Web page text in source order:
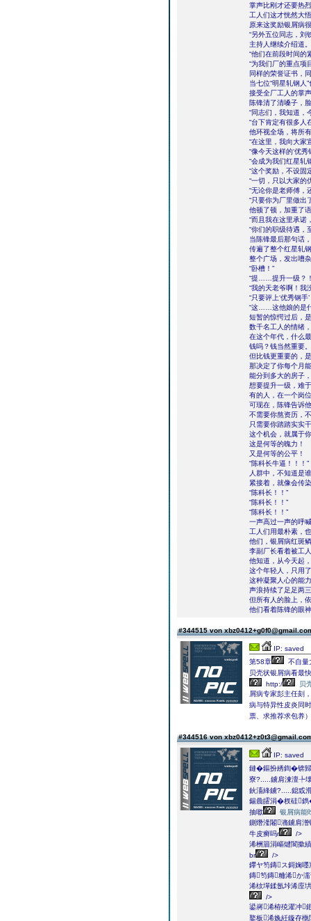
掌声比刚才还要热
工人们这才恍然大
原来这奖励银屑病
“另外五位同志，
主持人继续介绍道。
“他们在前段时间的
“为我们厂的重点项
同样的荣誉证书，
当七位“明星轧钢人
接受全厂工人的掌
陈锋清了清嗓子，
“同志们，我知道，
“台下肯定有很多人
他环视全场，将所
“在这里，我向大家
“像今天这样的‘优秀
“会成为我们红星轧
“这个奖励，不设固
“一切，只以大家的
“无论你是老师傅，
“只要你为厂里做出
他顿了顿，加重了
“而且我在这里承诺
“你们的职级待遇，
当陈锋最后那句话
传遍了整个红星轧
整个广场，发出嘈
“卧槽！”
“提……提升一级？
“我的天老爷啊！我
“只要评上‘优秀钢
“这……这他娘的是
短暂的惊愕过后，
数千名工人的情绪
在这个年代，什么
钱吗？钱当然重要。
但比钱更重要的，
那决定了你每个月
能分到多大的房子
想要提升一级，难
有的人，在一个岗
可现在，陈锋告诉
不需要你熬资历，
只需要你踏踏实实
这个机会，就属于
这是何等的魄力！
又是何等的公平！
“陈科长牛逼！！！”
人群中，不知道是
紧接着，就像会传
“陈科长！！”
“陈科长！！”
“陈科长！！”
一声高过一声的呼
工人们用最朴素，
他们，银屑病红斑
李副厂长看着被工
他知道，从今天起
这个年轻人，只用
这种凝聚人心的能
声浪持续了足足两
但所有人的脸上，
他们看着陈锋的眼
#344515 von
IP: saved
第58章
不自量
贝壳状银屑病看最
http:/
贝
屑病专家彭主任刻
病与特异性皮炎同
票、求推荐求包养
#344516 von
IP: saved
鏈�鏂扮綉鍧�锛
寮?.....鐪肩湅澶╄
鈥滀綘鐪?.....鎴戜
鍚曟皬涓�杈硅鐫
抽噷
银屑病能
鍘熸湰闂潃鐪肩
牛皮癣吗r
/>
浠栦篃涓嶇煡閬撳
br
/>
鑻ヤ笉鏄ス鎶婅
鏄笉鏄粬浠か
浠栨墠鍒氬垰浠庢
/>
鍙嶈浠栫殑濯冲
鐜板浠婏紝鏇存